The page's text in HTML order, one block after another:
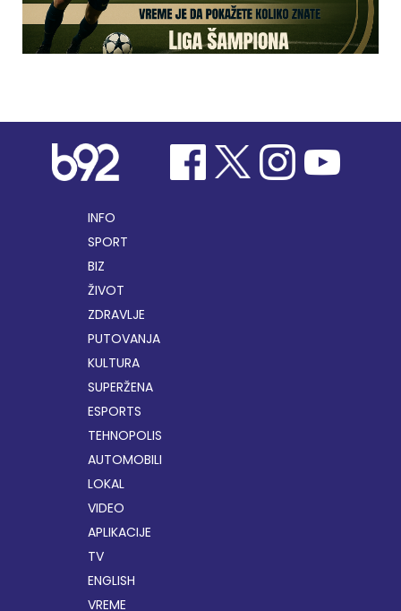
INFO
SPORT
BIZ
ŽIVOT
ZDRAVLJE
PUTOVANJA
KULTURA
SUPERŽENA
ESPORTS
TEHNOPOLIS
AUTOMOBILI
LOKAL
VIDEO
APLIKACIJE
TV
ENGLISH
VREME